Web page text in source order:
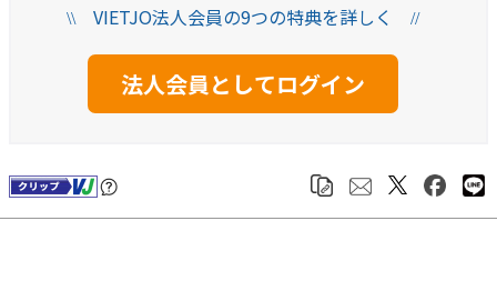
\\VIETJO法人会員の9つの特典を詳しく //